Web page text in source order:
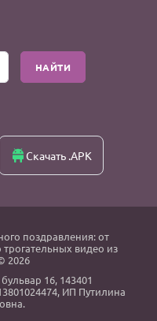
НАЙТИ
Скачать .APK
поздравления: от
видео из
2026
16, 143401
ИП Путилина